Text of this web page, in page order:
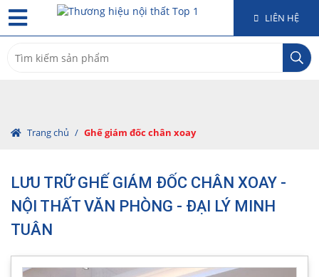
LIÊN HỆ
for:
Trang chủ / Ghế giám đốc chân xoay
LƯU TRỮ GHẾ GIÁM ĐỐC CHÂN XOAY -
NỘI THẤT VĂN PHÒNG - ĐẠI LÝ MINH
TUÂN